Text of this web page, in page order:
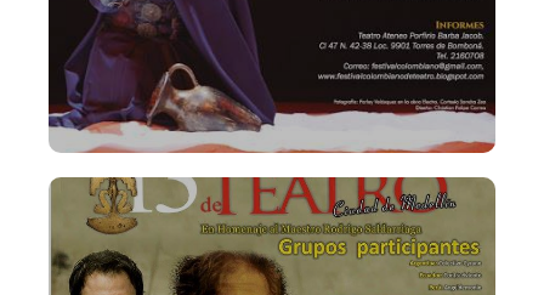
2015 – Homenaje a Farley
Velásquez
Ver más